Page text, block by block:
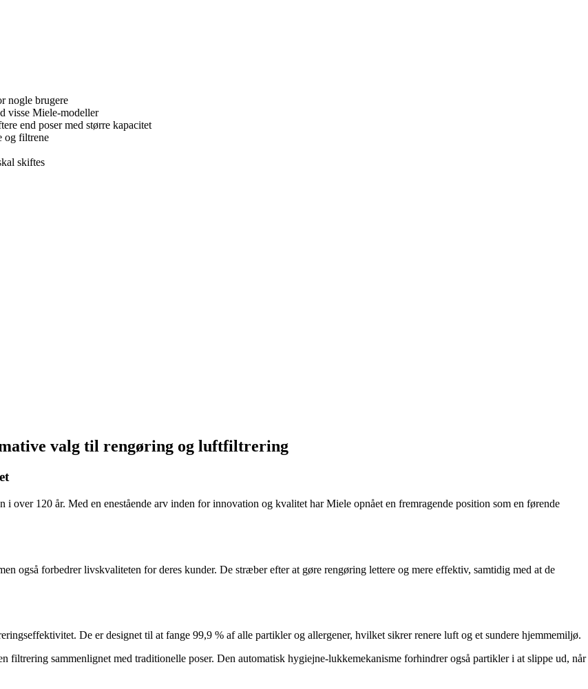
nogle brugere
visse Miele-modeller
end poser med større kapacitet
og filtrene
skiftes
valg til rengøring og luftfiltrering
over 120 år. Med en enestående arv inden for innovation og kvalitet har Miele opnået en fremragende position som en førende
også forbedrer livskvaliteten for deres kunder. De stræber efter at gøre rengøring lettere og mere effektiv, samtidig med at de
De er designet til at fange 99,9 % af alle partikler og allergener, hvilket sikrer renere luft og et sundere hjemmemiljø.
filtrering sammenlignet med traditionelle poser. Den automatisk hygiejne-lukkemekanisme forhindrer også partikler i at slippe ud, når